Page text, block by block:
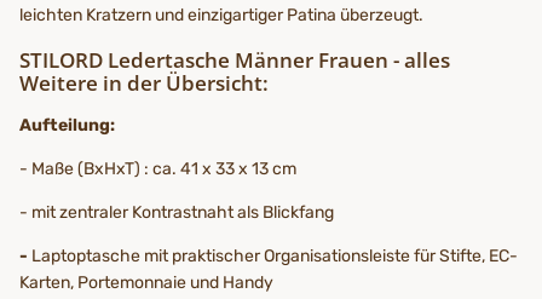
leichten Kratzern und einzigartiger Patina überzeugt.
STILORD Ledertasche Männer Frauen - alles
Weitere in der Übersicht:
Aufteilung:
- Maße (BxHxT) : ca. 41 x 33 x 13 cm
- mit zentraler Kontrastnaht als Blickfang
- Laptoptasche mit praktischer Organisationsleiste für Stifte, EC-
Karten, Portemonnaie und Handy